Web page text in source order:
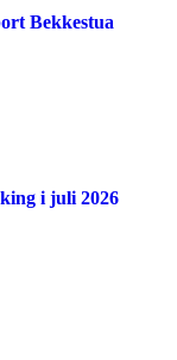
Bekkestua
i juli 2026